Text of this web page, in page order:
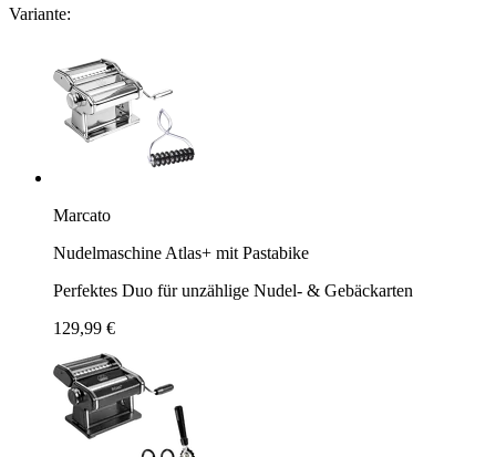
Variante:
Marcato
Nudelmaschine Atlas+ mit Pastabike
Perfektes Duo für unzählige Nudel- & Gebäckarten
129,99 €